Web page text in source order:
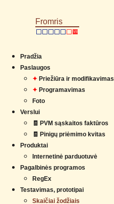
Fromris
VII
Pradžia
Paslaugos
✦ Priežiūra ir modifikavimas
✦ Programavimas
Foto
Verslui
🧾 PVM sąskaitos faktūros
🧾 Pinigų priėmimo kvitas
Produktai
Internetinė parduotuvė
Pagalbinės programos
RegEx
Testavimas, prototipai
Skaičiai žodžiais